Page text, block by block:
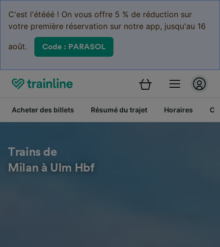
C'est l'étééé ! On vous offre 5 % de réduction sur
votre première réservation sur notre app, jusqu'au 16
août. Code : PARASOL
Acheter des billets Résumé du trajet Horaires
Trains de
Milan à Ulm Hbf